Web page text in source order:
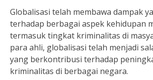
Globalisasi telah membawa dampak
terhadap berbagai aspek kehidupan
termasuk tingkat kriminalitas di
para ahli, globalisasi telah menjadi
yang berkontribusi terhadap
kriminalitas di berbagai negara.